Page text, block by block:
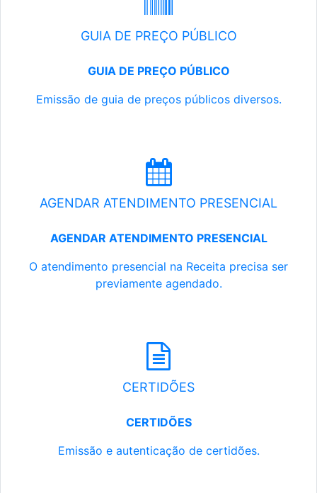
GUIA DE PREÇO PÚBLICO
GUIA DE PREÇO PÚBLICO
Emissão de guia de preços públicos diversos.
AGENDAR ATENDIMENTO PRESENCIAL
AGENDAR ATENDIMENTO PRESENCIAL
O atendimento presencial na Receita precisa ser
previamente agendado.
CERTIDÕES
CERTIDÕES
Emissão e autenticação de certidões.